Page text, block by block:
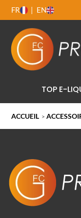
FR EN
TOP E-
ACCUEIL >